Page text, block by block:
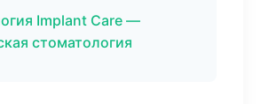
Implant Care —
стоматология